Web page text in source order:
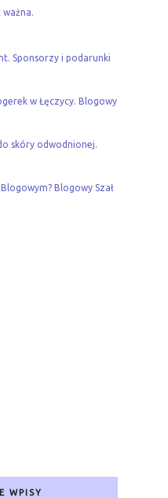
ważna.
Sponsorzy i podarunki
w Łęczycy. Blogowy
skóry odwodnionej.
Blogowy Szał
WPISY